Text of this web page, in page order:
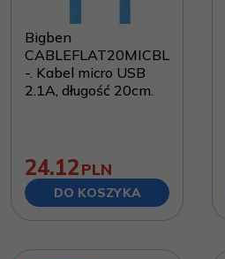
Bigben
CABLEFLAT20MICBL
-. Kabel micro USB
2.1A, długość 20cm.
24.12PLN
DO KOSZYKA